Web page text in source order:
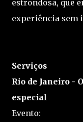
estrondosa, que
experiência sem
Serviços
Rio de Janeiro -
especial
Evento: